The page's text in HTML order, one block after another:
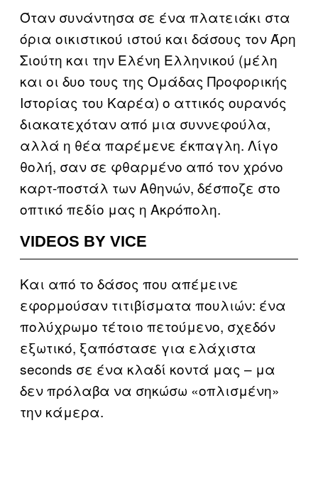
Όταν συνάντησα σε ένα πλατειάκι στα
όρια οικιστικού ιστού και δάσους τον Άρη
Σιούτη και την Ελένη Ελληνικού (μέλη
και οι δυο τους της Ομάδας Προφορικής
Ιστορίας του Καρέα) ο αττικός ουρανός
διακατεχόταν από μια συννεφούλα,
αλλά η θέα παρέμενε έκπαγλη. Λίγο
θολή, σαν σε φθαρμένο από τον χρόνο
καρτ-ποστάλ των Αθηνών, δέσποζε στο
οπτικό πεδίο μας η Ακρόπολη.
VIDEOS BY VICE
Και από το δάσος που απέμεινε
εφορμούσαν τιτιβίσματα πουλιών: ένα
πολύχρωμο τέτοιο πετούμενο, σχεδόν
εξωτικό, ξαπόστασε για ελάχιστα
seconds σε ένα κλαδί κοντά μας – μα
δεν πρόλαβα να σηκώσω «οπλισμένη»
την κάμερα.